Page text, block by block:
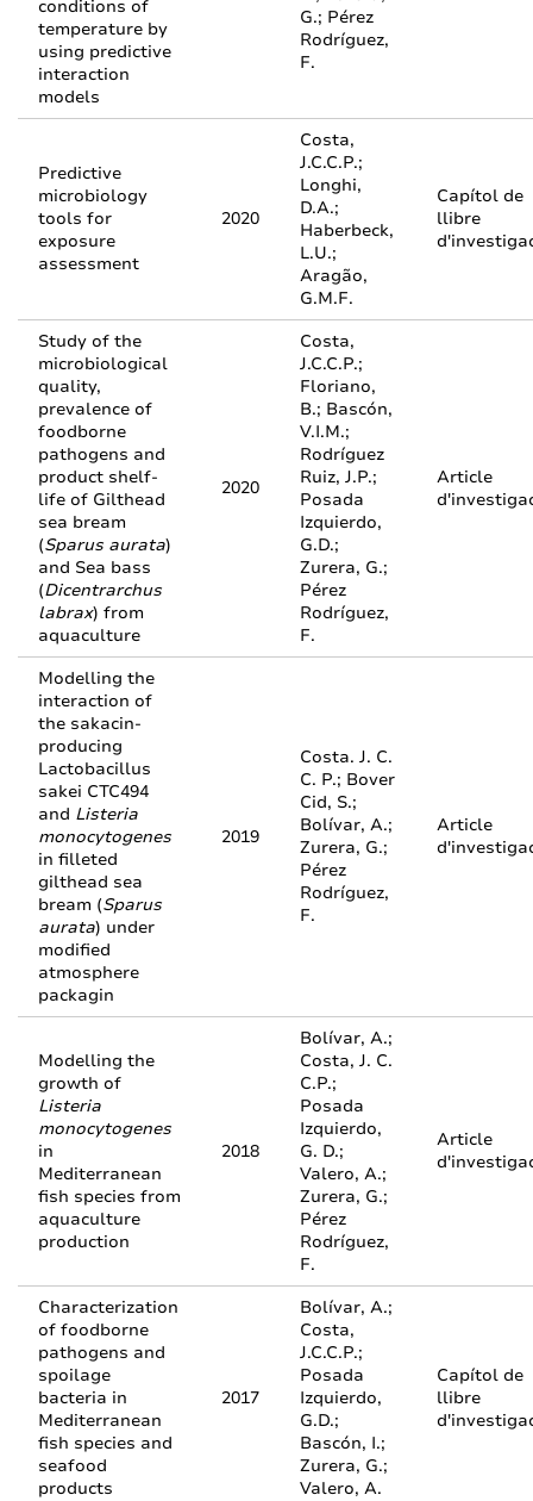
conditions of
temperature by
using predictive
interaction
models
G.; Pérez
Rodríguez,
F.
Predictive
microbiology
tools for
exposure
assessment
2020
Costa,
J.C.C.P.;
Longhi,
D.A.;
Haberbeck,
L.U.;
Aragão,
G.M.F.
Capítol de
llibre
Study of the
microbiological
quality,
prevalence of
foodborne
pathogens and
product shelf-
life of Gilthead
sea bream
(Sparus aurata)
and Sea bass
(Dicentrarchus
labrax) from
aquaculture
2020
Costa,
J.C.C.P.;
Floriano,
B.; Bascón,
V.I.M.;
Rodríguez
Ruiz, J.P.;
Posada
Izquierdo,
G.D.;
Zurera, G.;
Pérez
Rodríguez,
F.
Article
Modelling the
interaction of
the sakacin-
producing
Lactobacillus
sakei CTC494
and Listeria
monocytogenes
in filleted
gilthead sea
bream (Sparus
aurata) under
modified
atmosphere
packagin
2019
Costa. J. C.
C. P.; Bover
Cid, S.;
Bolívar, A.;
Zurera, G.;
Pérez
Rodríguez,
F.
Article
Modelling the
growth of
Listeria
monocytogenes
in
Mediterranean
fish species from
aquaculture
production
2018
Bolívar, A.;
Costa, J. C.
C.P.;
Posada
Izquierdo,
G. D.;
Valero, A.;
Zurera, G.;
Pérez
Rodríguez,
F.
Article
Characterization
of foodborne
pathogens and
spoilage
bacteria in
Mediterranean
fish species and
seafood
products
2017
Bolívar, A.;
Costa,
J.C.C.P.;
Posada
Izquierdo,
G.D.;
Bascón, I.;
Zurera, G.;
Valero, A.
Capítol de
llibre